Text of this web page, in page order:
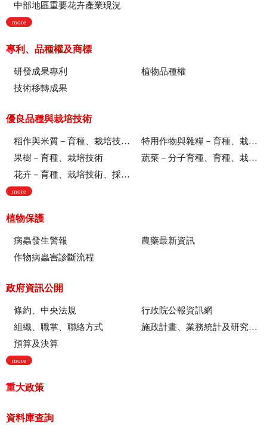
中部地區重要花卉產業現況
more
專利、品種權及商標
研發成果專利
植物品種權
技術移轉成果
優良品種與栽培技術
稻作與米質－育種、栽培技術、綜合、稻米品質
特用作物與雜糧－育種、栽培技術
果樹－育種、栽培技術
蔬菜－分子育種、育種、栽培技術
花卉－育種、栽培技術、採後技術、組織培養、園藝療育、產業推廣
more
植物保護
病蟲發生警報
農藥最新資訊
作物病蟲害診斷流程
政府資訊公開
條約、中央法規
行政院公報資訊網
組織、職掌、聯絡方式
施政計畫、業務統計及研究報告
預算及決算
more
重大政策
資料庫查詢